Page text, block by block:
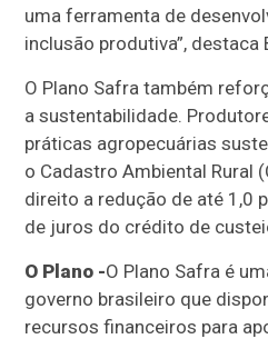
uma ferramenta de
inclusão produtiva”, destaca
O Plano Safra também
a sustentabilidade.
práticas agropecuárias
o Cadastro Ambiental Rural
direito a redução de até 1,0
de juros do crédito de
O Plano -O Plano Safra é
governo brasileiro que
recursos financeiros para